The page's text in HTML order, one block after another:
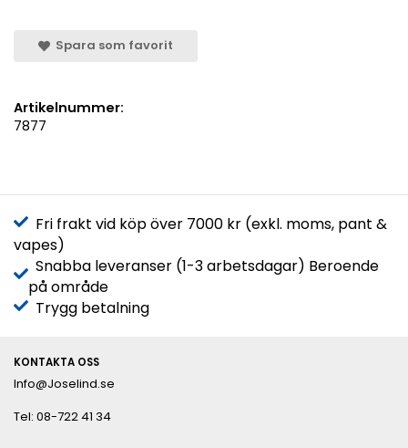
Spara som favorit
Artikelnummer:
7877
Fri frakt vid köp över 7000 kr (exkl. moms, pant &
vapes)
Snabba leveranser (1-3 arbetsdagar) Beroende
på område
Trygg betalning
KONTAKTA OSS
Info@Joselind.se
Tel: 08-722 41 34